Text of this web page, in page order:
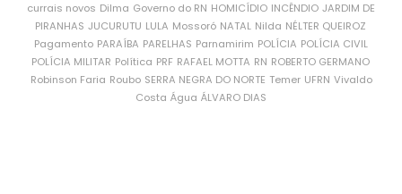
currais novos Dilma Governo do RN HOMICÍDIO INCÊNDIO JARDIM DE
PIRANHAS JUCURUTU LULA Mossoró NATAL Nilda NÉLTER QUEIROZ
Pagamento PARAÍBA PARELHAS Parnamirim POLÍCIA POLÍCIA CIVIL
POLÍCIA MILITAR Política PRF RAFAEL MOTTA RN ROBERTO GERMANO
Robinson Faria Roubo SERRA NEGRA DO NORTE Temer UFRN Vivaldo
Costa Água ÁLVARO DIAS